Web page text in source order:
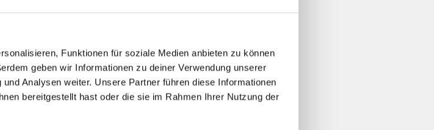
Funktionen für soziale Medien anbieten zu können
geben wir Informationen zu deiner Verwendung unserer
Analysen weiter. Unsere Partner führen diese Informationen
bereitgestellt hast oder die sie im Rahmen Ihrer Nutzung der
Dörr, Geschäftsführerin
mehr Menschen als bisher
zu empfangen,
können unsere Gäste ihren
Informationen und
Stadt zu Fuß erobern oder
auf einem der reizvollen
ein idealer